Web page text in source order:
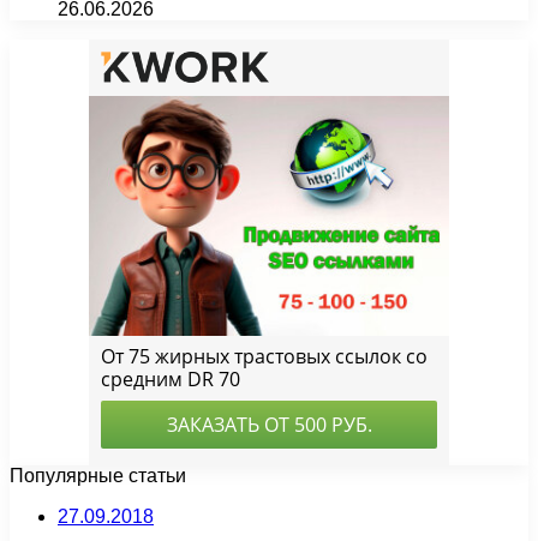
26.06.2026
Популярные статьи
27.09.2018